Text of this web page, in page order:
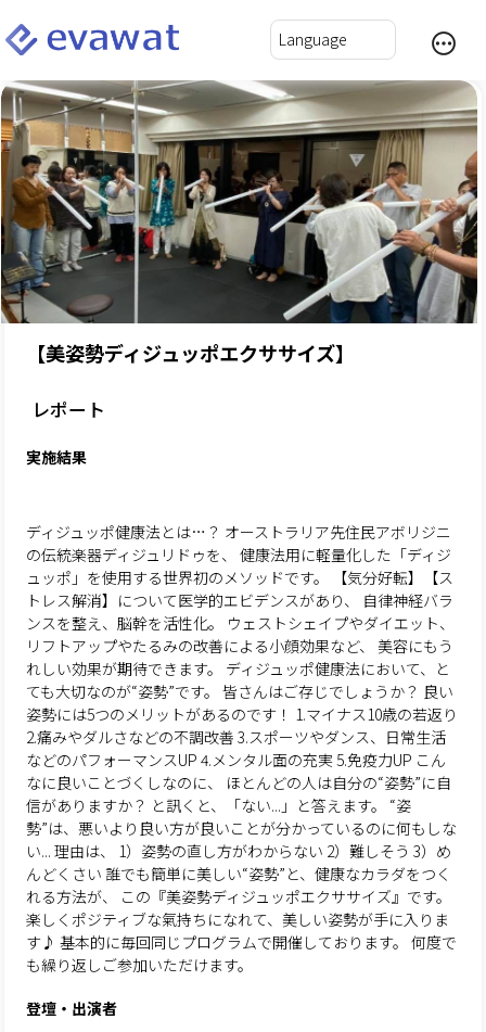
【美姿勢ディジュッポエクササイズ】
レポート
実施結果
ディジュッポ健康法とは…？ オーストラリア先住民アボリジニ
の伝統楽器ディジュリドゥを、
健康法用に軽量化した「ディジ
ュッポ」を使用する世界初のメソッドです。
【気分好転】【ス
トレス解消】について医学的エビデンスがあり、
自律神経バラ
ンスを整え、脳幹を活性化。
ウェストシェイプやダイエット、
リフトアップやたるみの改善による小顔効果など、
美容にもう
れしい効果が期待できます。
ディジュッポ健康法において、と
ても大切なのが“姿勢”です。
皆さんはご存じでしょうか？ 良い
姿勢には5つのメリットがあるのです！ 1.マイナス10歳の若返り
2.痛みやダルさなどの不調改善 3.スポーツやダンス、日常生活
などのパフォーマンスUP 4.メンタル面の充実5.免疫力UP こん
なに良いことづくしなのに、
ほとんどの人は自分の“姿勢”に自
信がありますか？ と訊くと、「ない...」と答えます。
“姿
勢”は、悪いより良い方が良いことが分かっているのに何もしな
い... 理由は、 1）姿勢の直し方がわからない 2）難しそう 3）め
んどくさい 誰でも簡単に美しい“姿勢”と、健康なカラダをつく
れる方法が、
この『美姿勢ディジュッポエクササイズ』です。
楽しくポジティブな氣持ちになれて、美しい姿勢が手に入りま
す♪ 基本的に毎回同じプログラムで開催しております。
何度で
も繰り返しご参加いただけます。
登壇・出演者